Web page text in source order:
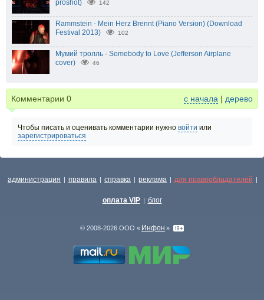
proshot)
142
Rammstein - Mein Herz Brennt (Piano Version) (Download
Festival 2013)
102
Мумий тролль - Somebody to Love (Jefferson Airplane
cover)
46
Комментарии 0 с начала | дерево
Чтобы писать и оценивать комментарии нужно войти или
зарегистрироваться
администрация | правила | справка | реклама | для правообладателей |
оплата VIP | блог
© 2008-2026 ООО « Инфон »